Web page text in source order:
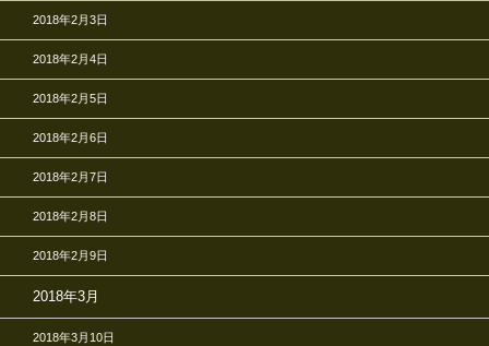
2018年2月3日
2018年2月4日
2018年2月5日
2018年2月6日
2018年2月7日
2018年2月8日
2018年2月9日
2018年3月
2018年3月10日